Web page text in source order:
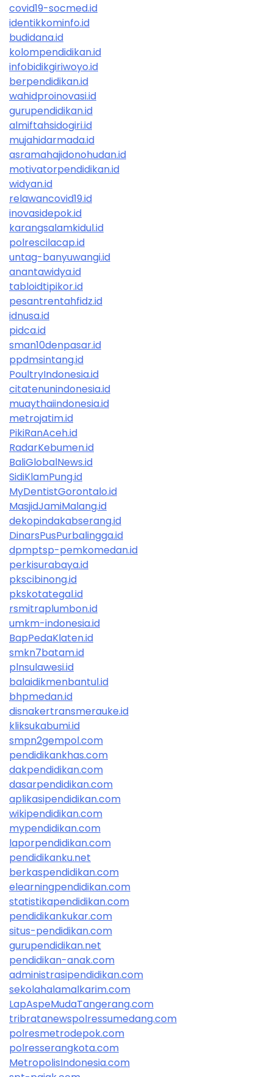
covid19-socmed.id
identikkominfo.id
budidana.id
kolompendidikan.id
infobidikgiriwoyo.id
berpendidikan.id
wahidproinovasi.id
gurupendidikan.id
almiftahsidogiri.id
mujahidarmada.id
asramahajidonohudan.id
motivatorpendidikan.id
widyan.id
relawancovid19.id
inovasidepok.id
karangsalamkidul.id
polrescilacap.id
untag-banyuwangi.id
anantawidya.id
tabloidtipikor.id
pesantrentahfidz.id
idnusa.id
pidca.id
sman10denpasar.id
ppdmsintang.id
PoultryIndonesia.id
citatenunindonesia.id
muaythaiindonesia.id
metrojatim.id
PikiRanAceh.id
RadarKebumen.id
BaliGlobalNews.id
SidiKlamPung.id
MyDentistGorontalo.id
MasjidJamiMalang.id
dekopindakabserang.id
DinarsPusPurbalingga.id
dpmptsp-pemkomedan.id
perkisurabaya.id
pkscibinong.id
pkskotategal.id
rsmitraplumbon.id
umkm-indonesia.id
BapPedaKlaten.id
smkn7batam.id
plnsulawesi.id
balaidikmenbantul.id
bhpmedan.id
disnakertransmerauke.id
kliksukabumi.id
smpn2gempol.com
pendidikankhas.com
dakpendidikan.com
dasarpendidikan.com
aplikasipendidikan.com
wikipendidikan.com
mypendidikan.com
laporpendidikan.com
pendidikanku.net
berkaspendidikan.com
elearningpendidikan.com
statistikapendidikan.com
pendidikankukar.com
situs-pendidikan.com
gurupendidikan.net
pendidikan-anak.com
administrasipendidikan.com
sekolahalamalkarim.com
LapAspeMudaTangerang.com
tribratanewspolressumedang.com
polresmetrodepok.com
polresserangkota.com
MetropolisIndonesia.com